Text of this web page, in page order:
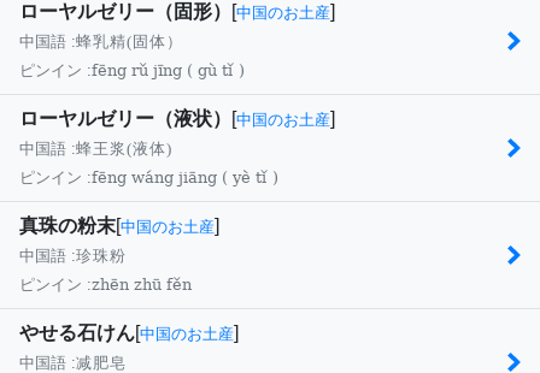
ローヤルゼリー（固形） [中国のお土産]
中国語 :蜂乳精(固体）
ピンイン :fēng rǔ jīng ( gù tǐ )
ローヤルゼリー（液状） [中国のお土産]
中国語 :蜂王浆(液体)
ピンイン :fēng wáng jiāng ( yè tǐ )
真珠の粉末[中国のお土産]
中国語 :珍珠粉
ピンイン :zhēn zhū fěn
やせる石けん[中国のお土産]
中国語 :减肥皂